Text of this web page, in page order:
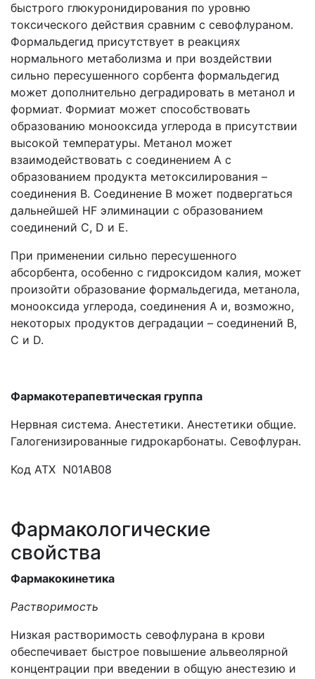
быстрого глюкуронидирования по уровню
токсического действия сравним с севофлураном.
Формальдегид присутствует в реакциях
нормального метаболизма и при воздействии
сильно пересушенного сорбента формальдегид
может дополнительно деградировать в метанол и
формиат. Формиат может способствовать
образованию монооксида углерода в присутствии
высокой температуры. Метанол может
взаимодействовать с соединением А с
образованием продукта метоксилирования –
соединения В. Соединение B может подвергаться
дальнейшей HF элиминации с образованием
соединений C, D и E.
При применении сильно пересушенного
абсорбента, особенно с гидроксидом калия, может
произойти образование формальдегида, метанола,
монооксида углерода, соединения A и, возможно,
некоторых продуктов деградации – соединений B,
C и D.
Фармакотерапевтическая группа
Нервная система. Анестетики. Анестетики общие.
Галогенизированные гидрокарбонаты. Севофлуран.
Код АТХ N01AB08
Фармакологические
свойства
Фармакокинетика
Растворимость
Низкая растворимость севофлурана в крови
обеспечивает быстрое повышение альвеолярной
концентрации при введении в общую анестезию и